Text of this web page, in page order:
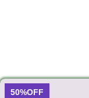
50%OFF